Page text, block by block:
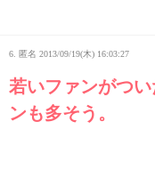
6. 匿名 2013/09/19(木) 16:03:27
若いファンがつ
ンも多そう。